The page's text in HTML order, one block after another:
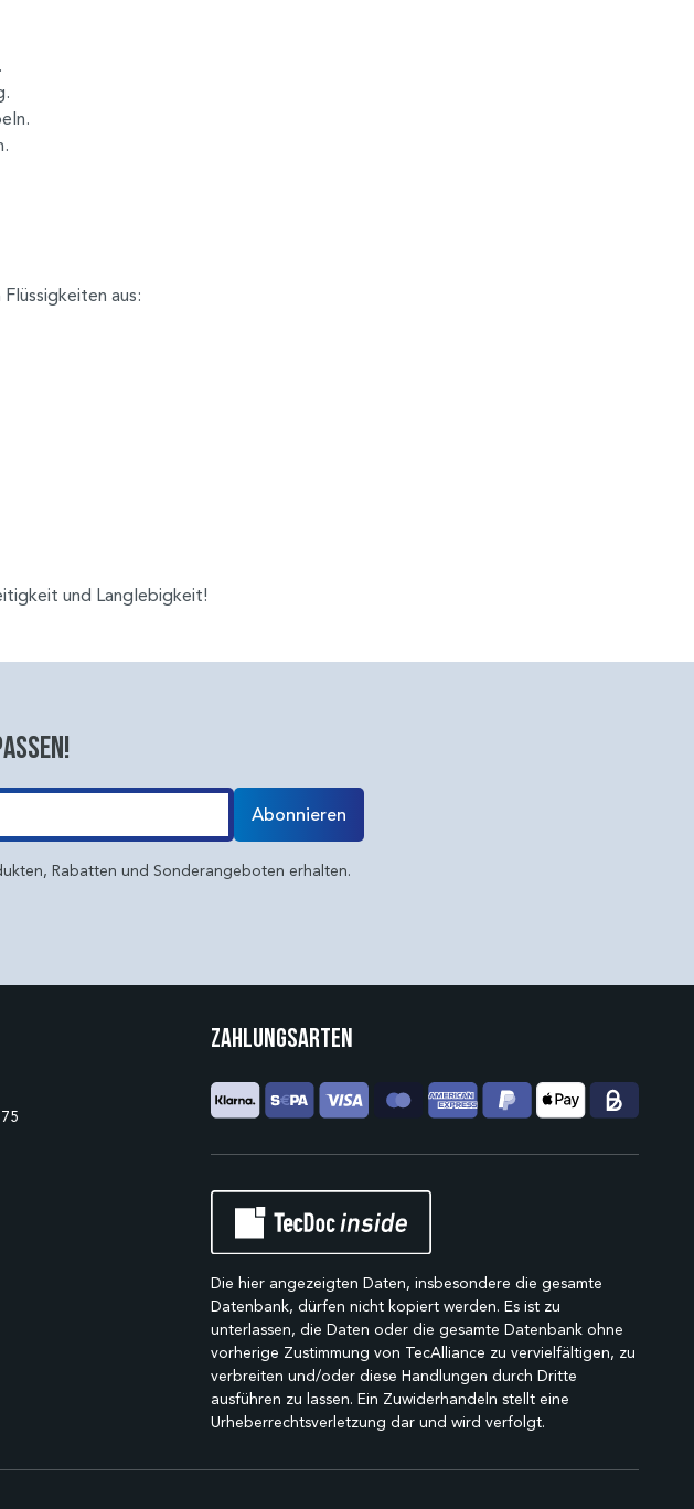
aus:
und Langlebigkeit!
Abonnieren
Rabatten und Sonderangeboten erhalten.
Zahlungsarten
Die hier angezeigten Daten, insbesondere die gesamte
Datenbank, dürfen nicht kopiert werden. Es ist zu
unterlassen, die Daten oder die gesamte Datenbank ohne
vorherige Zustimmung von TecAlliance zu vervielfältigen, zu
verbreiten und/oder diese Handlungen durch Dritte
ausführen zu lassen. Ein Zuwiderhandeln stellt eine
Urheberrechtsverletzung dar und wird verfolgt.